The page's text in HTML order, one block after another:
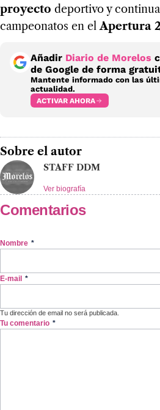
proyecto deportivo y
campeonatos en elApertura
Añadir Diario de Morelos
de Google de forma
Mantente informado con las
actualidad.
ACTIVAR AHORA
Sobre el autor
STAFF DDM
Ver biografía
Comentarios
Nombre *
E-mail *
Tu dirección de email no será publicada.
Tu comentario *